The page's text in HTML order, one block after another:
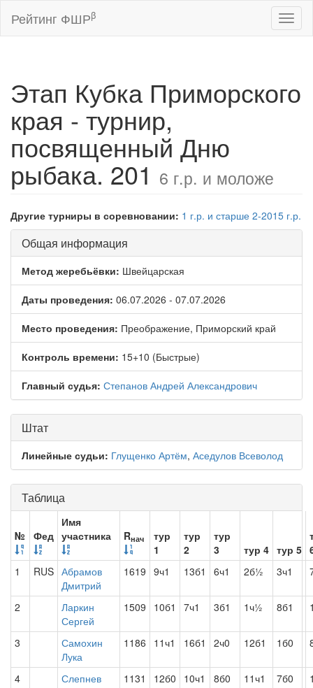
Рейтинг ФШРβ
Этап Кубка Приморского
края - турнир,
посвященный Дню
рыбака. 201 6 г.р. и моложе
Другие турниры в соревновании: 1 г.р. и старше 2-2015 г.р.
Общая информация
Метод жеребьёвки: Швейцарская
Даты проведения: 06.07.2026 - 07.07.2026
Место проведения: Преображение, Приморский край
Контроль времени: 15+10 (Быстрые)
Главный судья: Степанов Андрей Александрович
Штат
Линейные судьи: Глущенко Артём, Аседулов Всеволод
Таблица
№ Фед
Имя
участника
Rнач
тур
1
тур
2
тур
3
тур 4 тур 5
1
RUS Абрамов
Дмитрий
1619 9ч1 13б1 6ч1 2б½ 3ч1
2
Ларкин
Сергей
1509 10б1 7ч1 3б1 1ч½ 8б1
3
Самохин
Лука
1186 11ч1 16б1 2ч0 12б1 1б0
4
Слепнев
1131 12б0 10ч1 8б0 11ч1 7б0